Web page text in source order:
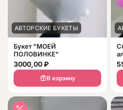
АВТОРСКИЕ БУКЕТЫ
Букет "МОЕЙ
ПОЛОВИНКЕ"
3000,00₽
В корзину